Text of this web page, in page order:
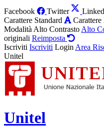
Facebook Twitter
Carattere Standard
Modalità Alto Contrasto Alto
originali Reimposta
Iscriviti Iscriviti Login Area
Unitel
Unitel